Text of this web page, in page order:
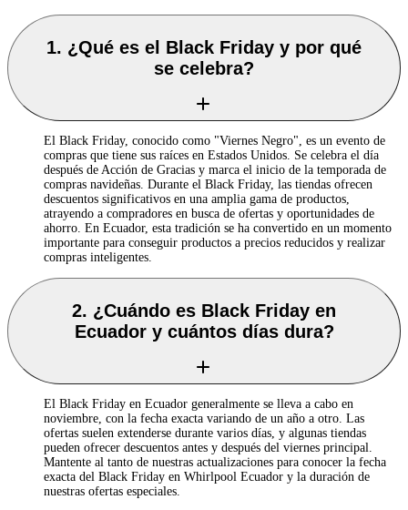
1. ¿Qué es el Black Friday y por qué
se celebra?
El Black Friday, conocido como "Viernes Negro", es un evento de
compras que tiene sus raíces en Estados Unidos. Se celebra el día
después de Acción de Gracias y marca el inicio de la temporada de
compras navideñas. Durante el Black Friday, las tiendas ofrecen
descuentos significativos en una amplia gama de productos,
atrayendo a compradores en busca de ofertas y oportunidades de
ahorro. En Ecuador, esta tradición se ha convertido en un momento
importante para conseguir productos a precios reducidos y realizar
compras inteligentes.
2. ¿Cuándo es Black Friday en
Ecuador y cuántos días dura?
El Black Friday en Ecuador generalmente se lleva a cabo en
noviembre, con la fecha exacta variando de un año a otro. Las
ofertas suelen extenderse durante varios días, y algunas tiendas
pueden ofrecer descuentos antes y después del viernes principal.
Mantente al tanto de nuestras actualizaciones para conocer la fecha
exacta del Black Friday en Whirlpool Ecuador y la duración de
nuestras ofertas especiales.